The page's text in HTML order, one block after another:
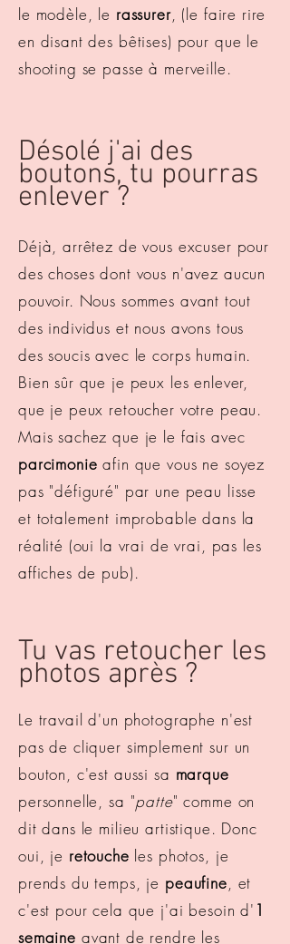
le modèle, le rassurer, (le faire rire
en disant des bêtises) pour que le
shooting se passe à merveille.
Désolé j'ai des
boutons, tu pourras
enlever ?
Déjà, arrêtez de vous excuser pour
des choses dont vous n'avez aucun
pouvoir. Nous sommes avant tout
des individus et nous avons tous
des soucis avec le corps humain.
Bien sûr que je peux les enlever,
que je peux retoucher votre peau.
Mais sachez que je le fais avec
parcimonie afin que vous ne soyez
pas "défiguré" par une peau lisse
et totalement improbable dans la
réalité (oui la vrai de vrai, pas les
affiches de pub).
Tu vas retoucher les
photos après ?
Le travail d'un photographe n'est
pas de cliquer simplement sur un
bouton, c'est aussi sa marque
personnelle, sa "patte" comme on
dit dans le milieu artistique. Donc
oui, je retouche les photos, je
prends du temps, je peaufine, et
c'est pour cela que j'ai besoin d' 1
semaine avant de rendre les